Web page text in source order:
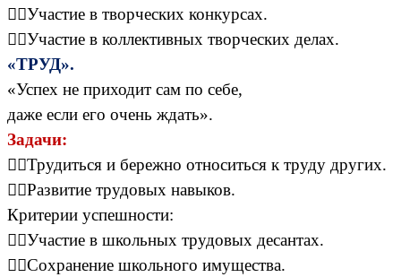
Участие в творческих конкурсах.
Участие в коллективных творческих делах.
«ТРУД».
«Успех не приходит сам по себе,
даже если его очень ждать».
Задачи:
Трудиться и бережно относиться к труду других.
Развитие трудовых навыков.
Критерии успешности:
Участие в школьных трудовых десантах.
Сохранение школьного имущества.